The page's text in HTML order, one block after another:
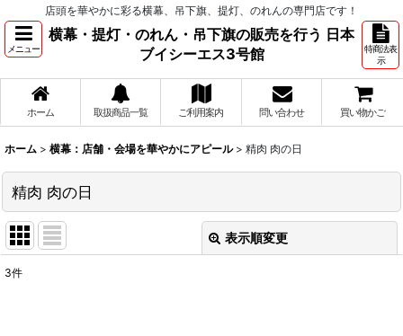
店頭を華やかに彩る横幕、吊下旗、提灯、のれんの専門店です！
メニュー
横幕・提灯・のれん・吊下旗の販売を行う 日本
ブイシーエス3号館
特商法表
示
ホーム 取扱商品一覧 ご利用案内 問い合わせ 買い物かご
ホーム > 横幕：店舗・会場を華やかにアピール > 精肉 肉の日
精肉 肉の日
表示順変更
3件